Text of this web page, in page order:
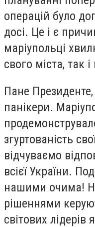
операцій було
досі. Це і є
маріупольці
свого міста, так і
Пане
панікери.
згуртованість
відчуваємо
всієї України.
нашими очима!
рішеннями
світових